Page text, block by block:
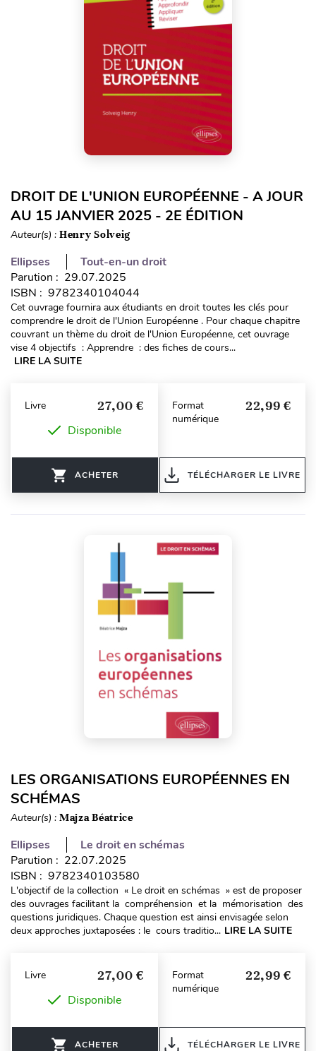
DROIT DE L'UNION EUROPÉENNE - A JOUR
AU 15 JANVIER 2025 - 2E ÉDITION
Auteur(s) : Henry Solveig
Ellipses
Tout-en-un droit
Parution : 29.07.2025
ISBN : 9782340104044
Cet ouvrage fournira aux étudiants en droit toutes les clés pour
comprendre le droit de l'Union Européenne . Pour chaque chapitre
couvrant un thème du droit de l'Union Européenne, cet ouvrage
vise 4 objectifs : Apprendre : des fiches de cours...
LIRE LA SUITE
Livre 27,00 €
Disponible
ACHETER
Format
numérique
22,99 €
TÉLÉCHARGER LE LIVRE
LES ORGANISATIONS EUROPÉENNES EN
SCHÉMAS
Auteur(s) : Majza Béatrice
Ellipses
Le droit en schémas
Parution : 22.07.2025
ISBN : 9782340103580
L'objectif de la collection « Le droit en schémas » est de proposer
des ouvrages facilitant la compréhension et la mémorisation des
questions juridiques. Chaque question est ainsi envisagée selon
deux approches juxtaposées : le cours traditio... LIRE LA SUITE
Livre 27,00 €
Disponible
ACHETER
Format
numérique
22,99 €
TÉLÉCHARGER LE LIVRE